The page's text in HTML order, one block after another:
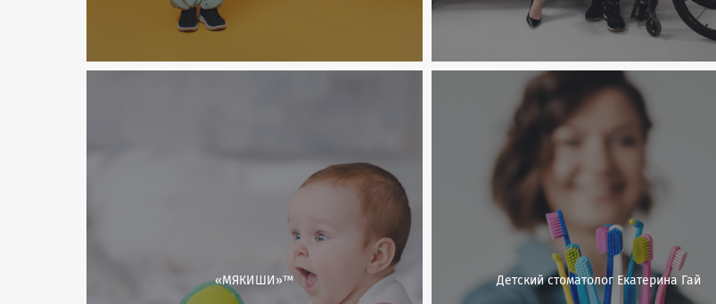
«МЯКИШИ»™ Детский стоматолог Екатерина Гай